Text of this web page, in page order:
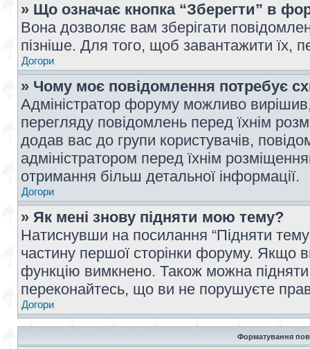
» Що означає кнопка “Зберегти” в
Вона дозволяє вам зберігати
пізніше. Для того, щоб завантажити їх,
Догори
» Чому моє повідомлення потребує
Адміністратор форуму можливо
перегляду повідомлень перед їхнім
додав вас до групи користувачів,
адміністратором перед їхнім
отримання більш детальної інформації.
Догори
» Як мені знову підняти мою тему?
Натиснувши на посилання “Підняти
частину першої сторінки форуму. Якщо
функцію вимкнено. Також можна
переконайтесь, що ви не порушуєте
Догори
Форматування